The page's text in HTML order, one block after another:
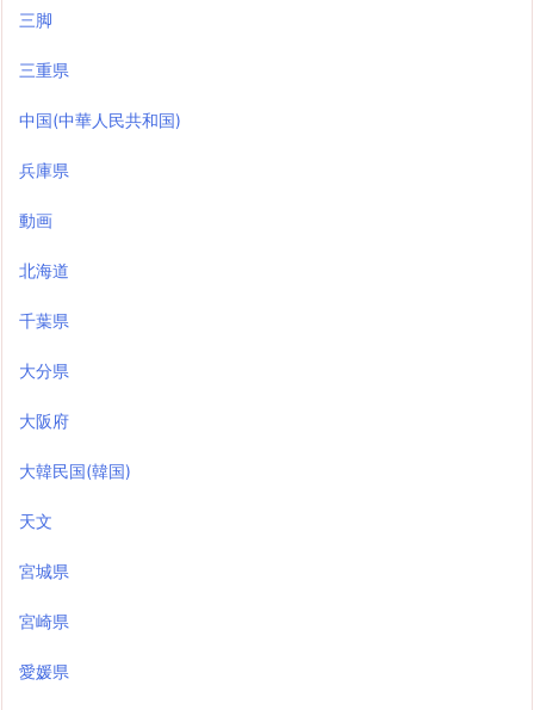
三脚
三重県
中国(中華人民共和国)
兵庫県
動画
北海道
千葉県
大分県
大阪府
大韓民国(韓国)
天文
宮城県
宮崎県
愛媛県